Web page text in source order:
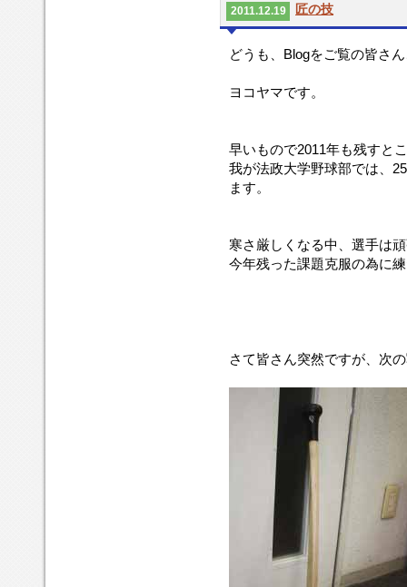
2011.12.19 匠の技
どうも、Blogをご覧の皆さ
ヨコヤマです。
早いもので2011年も残すと
我が法政大学野球部では、
ます。
寒さ厳しくなる中、選手は
今年残った課題克服の為に
さて皆さん突然ですが、次